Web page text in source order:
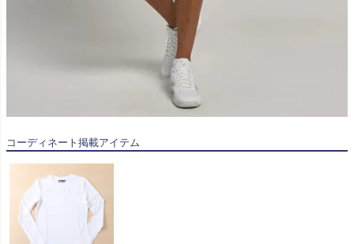
コーディネート掲載アイテム